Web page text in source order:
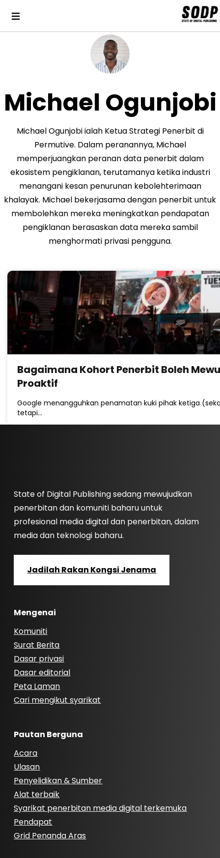
Michael Ogunjobi
Michael Ogunjobi ialah Ketua Strategi Penerbit di
Permutive. Dalam peranannya, Michael
memperjuangkan peranan data penerbit dalam
ekosistem pengiklanan, terutamanya ketika industri
menangani kesan penurunan kebolehterimaan
khalayak. Michael bekerjasama dengan penerbit untuk
membolehkan mereka meningkatkan pendapatan
pengiklanan berasaskan data mereka sambil
menghormati privasi pengguna.
Bagaimana Kohort Penerbit Boleh
Proaktif
Google menangguhkan penamatan kuki pihak ketiga
tetapi…
State of Digital Publishing sedang mewujudkan
penerbitan dan komuniti baharu untuk
profesional media digital dan penerbitan, dalam
media dan teknologi baharu.
Jadilah Rakan Kongsi Jenama
Mengenai
Komuniti
Surat Berita
Dasar privasi
Dasar editorial
Peta Laman
Cari mengikut syarikat
Pautan Berguna
Acara
Ulasan
Penyelidikan & Sumber
Alat terbaik
Syarikat penerbitan media digital terkemuka
Pendapat
Grid Penanda Aras